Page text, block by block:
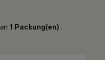
1 Packung(en) .